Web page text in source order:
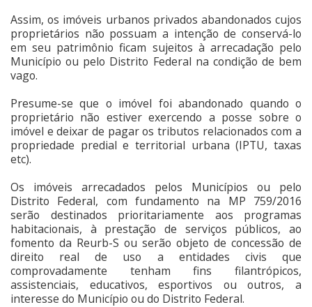
Assim, os imóveis urbanos privados abandonados cujos
proprietários não possuam a intenção de conservá-lo
em seu patrimônio ficam sujeitos à arrecadação pelo
Município ou pelo Distrito Federal na condição de bem
vago.
Presume-se que o imóvel foi abandonado quando o
proprietário não estiver exercendo a posse sobre o
imóvel e deixar de pagar os tributos relacionados com a
propriedade predial e territorial urbana (IPTU, taxas
etc).
Os imóveis arrecadados pelos Municípios ou pelo
Distrito Federal, com fundamento na MP 759/2016
serão destinados prioritariamente aos programas
habitacionais, à prestação de serviços públicos, ao
fomento da Reurb-S ou serão objeto de concessão de
direito real de uso a entidades civis que
comprovadamente tenham fins filantrópicos,
assistenciais, educativos, esportivos ou outros, a
interesse do Município ou do Distrito Federal.